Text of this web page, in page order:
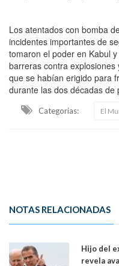
Los atentados con bomba
incidentes importantes de
tomaron el poder en Kabul
barreras contra
que se habían erigido para
durante las dos décadas de
Categorias: El
NOTAS RELACIONADAS
Hijo del
revela